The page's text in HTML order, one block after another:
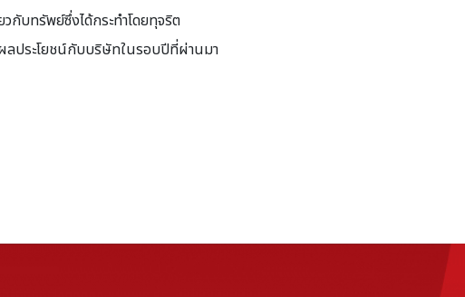
กับทรัพย์ซึ่งได้กระทำโดยทุจริต
ผลประโยชน์กับบริษัทในรอบปีที่ผ่านมา